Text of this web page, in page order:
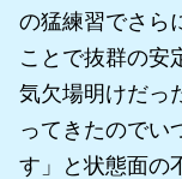
の猛練習でさら
ことで抜群の安
気欠場明けだっ
ってきたのでい
す」と状態面の